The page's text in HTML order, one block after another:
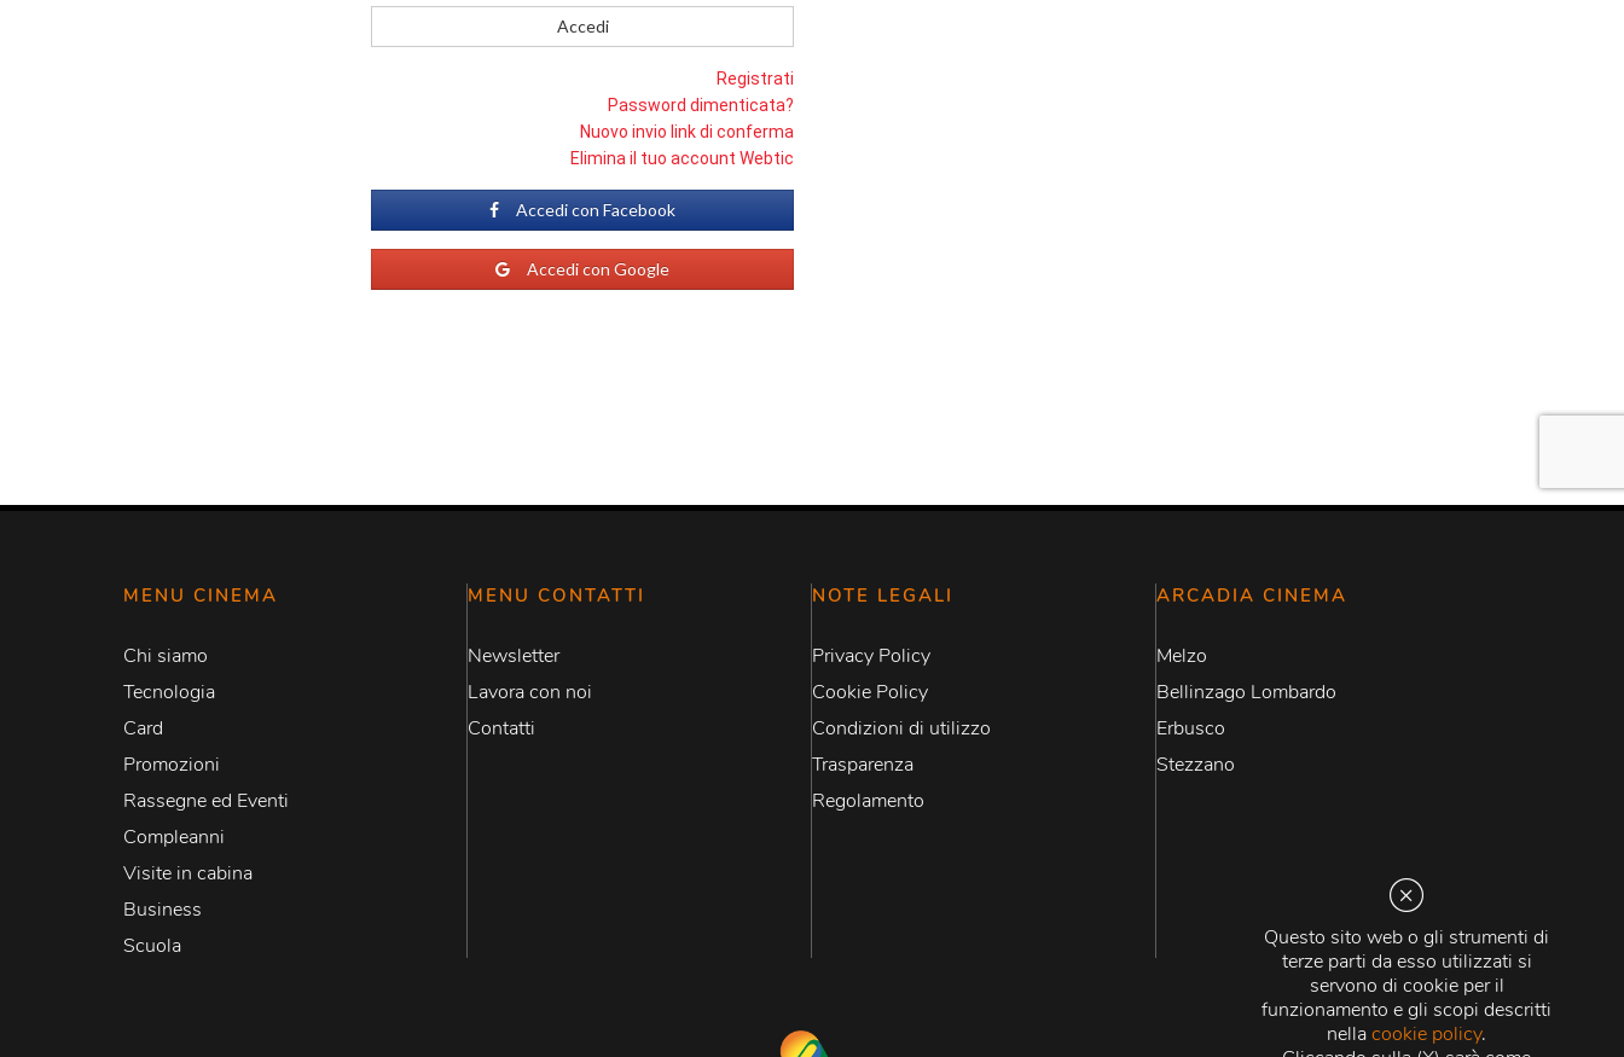
Questo sito web o gli strumenti di
terze parti da esso utilizzati si
servono di cookie per il
funzionamento e gli scopi descritti
nellacookie policy.
MENU CINEMA
Chi siamo
Tecnologia
Card
Promozioni
Rassegne ed Eventi
Compleanni
Visite in cabina
Business
Scuola
MENU CONTATTI
Newsletter
Lavora con noi
Contatti
NOTE LEGALI
Privacy Policy
Cookie Policy
Condizioni di utilizzo
Trasparenza
Regolamento
ARCADIA CINEMA
Melzo
Bellinzago Lombardo
Erbusco
Stezzano